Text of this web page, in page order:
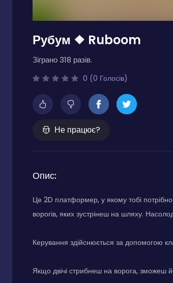
Рубум ❖ Ruboom
Зіграно 318 разів.
0 (0 Голосів)
Не працює?
Опис:
Це 2D платформер, у якому тобі потрібно
ворогів, яких зустрінеш на шляху.
Керування здійснюється за допомогою
Якщо двічі стрибнеш на ворога, зможеш